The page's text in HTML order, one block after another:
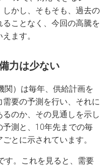
かし、そもそも、過去の
ことなく、今回の高騰を
ます。
力は少ない
関）は毎年、供給計画を
要の予測を行い、それに
のか、その見通しを示し
測と、10年先までの毎
とに示されています。
す。これを見ると、需要